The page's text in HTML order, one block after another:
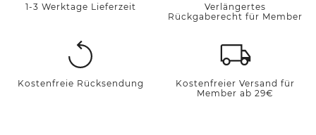
1-3 Werktage Lieferzeit
Verlängertes
Rückgaberecht für Member
Kostenfreie Rücksendung
Kostenfreier Versand für
Member ab 29€